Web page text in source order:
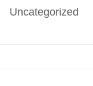
Uncategorized